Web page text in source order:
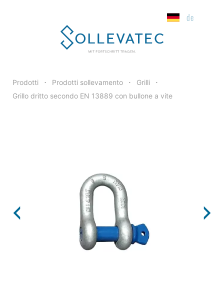
de
Prodotti • Prodotti sollevamento • Grilli •
Grillo dritto secondo EN 13889 con bullone a vite
Tipo Portata